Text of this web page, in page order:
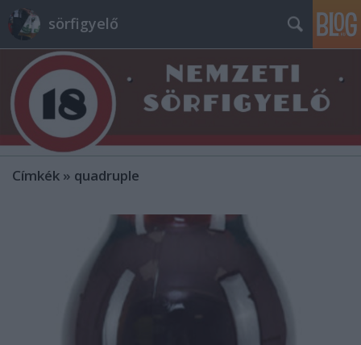
sörfigyelő
Címkék » quadruple